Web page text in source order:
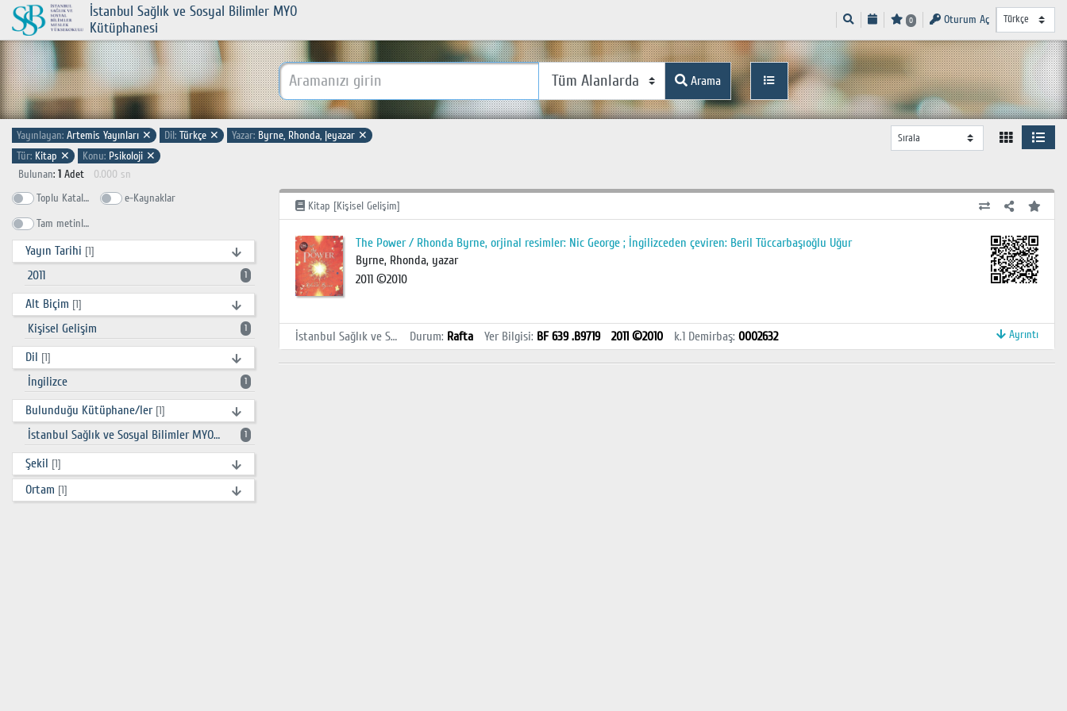
İstanbul Sağlık ve Sosyal Bilimler MYO
Kütüphanesi
0 Oturum Aç
Arama
Yayınlayan: Artemis Yayınları ✕ Dil: Türkçe ✕ Yazar: Byrne, Rhonda, |eyazar ✕
Tür: Kitap ✕ Konu: Psikoloji ✕
Bulunan: 1 Adet
0.000 sn
Toplu Katalog
e-Kaynaklar
Tam metinlerde ara
Yayın Tarihi [1]
2011 1
Alt Biçim [1]
Kişisel Gelişim 1
Dil [1]
İngilizce 1
Bulunduğu Kütüphane/ler [1]
İstanbul Sağlık ve Sosyal Bilimler MYO Kütüphanesi 1
Şekil [1]
Ortam [1]
Kitap [Kişisel Gelişim]
The Power / Rhonda Byrne, orjinal resimler: Nic George ; İngilizceden çeviren: Beril Tüccarbaşıoğlu Uğur
Byrne, Rhonda, yazar
2011 ©2010
İstanbul Sağlık ve Sosyal Bilimler MYO Kütüphanesi Durum: Rafta Yer Bilgisi: BF 639 .B9719 2011 ©2010 k.1 Demirbaş: 0002632 Ayrıntı